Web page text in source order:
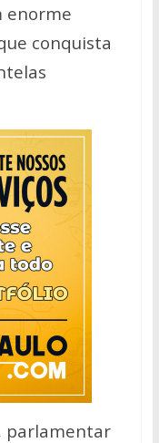
enorme
conquista
parlamentar